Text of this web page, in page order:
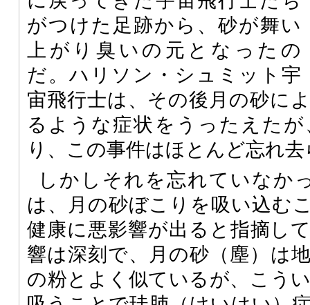
がつけた足跡から、砂が舞い
上がり臭いの元となったの
だ。ハリソン・シュミット宇
宙飛行士は、その後月の砂に
るような症状をうったえた
り、この事件はほとんど忘れ
しかしそれを忘れていなか
は、月の砂ぼこりを吸い込む
健康に悪影響が出ると指摘し
響は深刻で、月の砂（塵）は
の粉とよく似ているが、こう